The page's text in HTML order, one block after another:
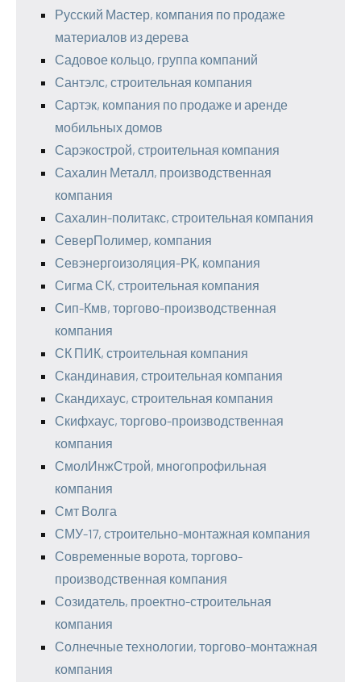
Русский Мастер, компания по продаже
материалов из дерева
Садовое кольцо, группа компаний
Сантэлс, строительная компания
Сартэк, компания по продаже и аренде
мобильных домов
Сарэкострой, строительная компания
Сахалин Металл, производственная
компания
Сахалин-политакс, строительная компания
СеверПолимер, компания
Севэнергоизоляция-РК, компания
Сигма СК, строительная компания
Сип-Кмв, торгово-производственная
компания
СК ПИК, строительная компания
Скандинавия, строительная компания
Скандихаус, строительная компания
Скифхаус, торгово-производственная
компания
СмолИнжСтрой, многопрофильная
компания
Смт Волга
СМУ-17, строительно-монтажная компания
Современные ворота, торгово-
производственная компания
Созидатель, проектно-строительная
компания
Солнечные технологии, торгово-монтажная
компания